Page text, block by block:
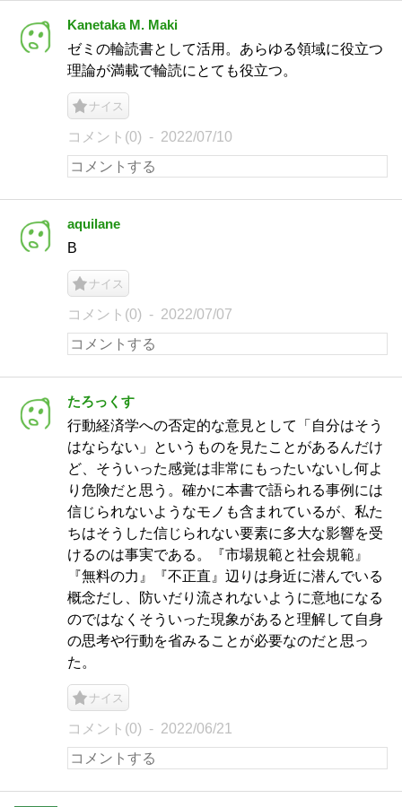
Kanetaka M. Maki
ゼミの輪読書として活用。あらゆる領域に役立つ
理論が満載で輪読にとても役立つ。
ナイス
コメント(0) 2022/07/10
aquilane
B
ナイス
コメント(0) 2022/07/07
たろっくす
行動経済学への否定的な意見として「自分はそう
はならない」というものを見たことがあるんだけ
ど、そういった感覚は非常にもったいないし何よ
り危険だと思う。確かに本書で語られる事例には
信じられないようなモノも含まれているが、私た
ちはそうした信じられない要素に多大な影響を受
けるのは事実である。『市場規範と社会規範』
『無料の力』『不正直』辺りは身近に潜んでいる
概念だし、防いだり流されないように意地になる
のではなくそういった現象があると理解して自身
の思考や行動を省みることが必要なのだと思っ
た。
ナイス
コメント(0) 2022/06/21